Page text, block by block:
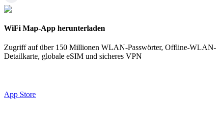
WiFi Map-App herunterladen
Zugriff auf über 150 Millionen WLAN-Passwörter, Offline-WLAN-
Detailkarte, globale eSIM und sicheres VPN
App Store